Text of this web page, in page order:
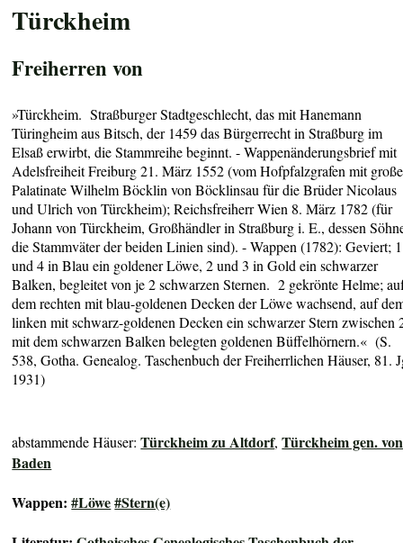
Türckheim
Freiherren von
»Türckheim. Straßburger Stadtgeschlecht, das mit Hanemann
Türingheim aus Bitsch, der 1459 das Bürgerrecht in Straßburg im
Elsaß erwirbt, die Stammreihe beginnt. - Wappenänderungsbrief mit
Adelsfreiheit Freiburg 21. März 1552 (vom Hofpfalzgrafen mit
Palatinate Wilhelm Böcklin von Böcklinsau für die Brüder Nicolaus
und Ulrich von Türckheim); Reichsfreiherr Wien 8. März 1782 (für
Johann von Türckheim, Großhändler in Straßburg i. E., dessen
die Stammväter der beiden Linien sind). - Wappen (1782): Geviert; 1
und 4 in Blau ein goldener Löwe, 2 und 3 in Gold ein schwarzer
Balken, begleitet von je 2 schwarzen Sternen. 2 gekrönte Helme;
dem rechten mit blau-goldenen Decken der Löwe wachsend, auf
linken mit schwarz-goldenen Decken ein schwarzer Stern zwischen
mit dem schwarzen Balken belegten goldenen Büffelhörnern.« (S.
538, Gotha. Genealog. Taschenbuch der Freiherrlichen Häuser, 81.
1931)
abstammende Häuser:Türckheim zu Altdorf,Türckheim gen. von
Baden
Wappen:#Löwe#Stern(e)